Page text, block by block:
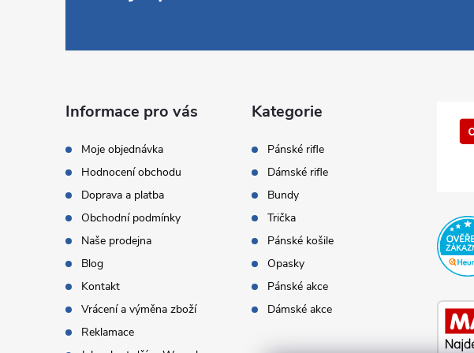
Informace pro vás
Moje objednávka
Hodnocení obchodu
Doprava a platba
Obchodní podmínky
Naše prodejna
Blog
Kontakt
Vrácení a výměna zboží
Reklamace
Kategorie
Pánské rifle
Dámské rifle
Bundy
Trička
Pánské košile
Opasky
Pánské akce
Dámské akce